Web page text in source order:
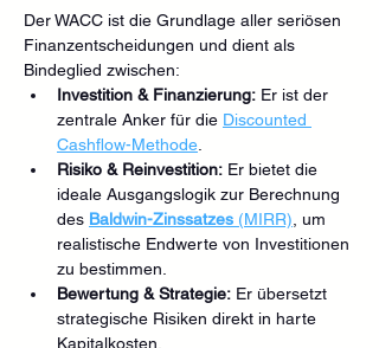
Der WACC ist die Grundlage aller seriösen
Finanzentscheidungen und dient als
Bindeglied zwischen:
Investition & Finanzierung: Er ist der
zentrale Anker für die Discounted
Cashflow-Methode
Risiko & Reinvestition: Er bietet die
ideale Ausgangslogik zur Berechnung
des Baldwin-Zinssatzes (MIRR) , um
realistische Endwerte von Investitionen
zu bestimmen.
Bewertung & Strategie: Er übersetzt
strategische Risiken direkt in harte
Kapitalkosten.